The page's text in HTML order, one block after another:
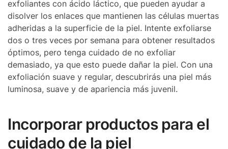
exfoliantes con ácido láctico, que pueden ayudar a
disolver los enlaces que mantienen las células muertas
adheridas a la superficie de la piel. Intente exfoliarse
dos o tres veces por semana para obtener resultados
óptimos, pero tenga cuidado de no exfoliar
demasiado, ya que esto puede dañar la piel. Con una
exfoliación suave y regular, descubrirás una piel más
luminosa, suave y de apariencia más juvenil.
Incorporar productos para el
cuidado de la piel